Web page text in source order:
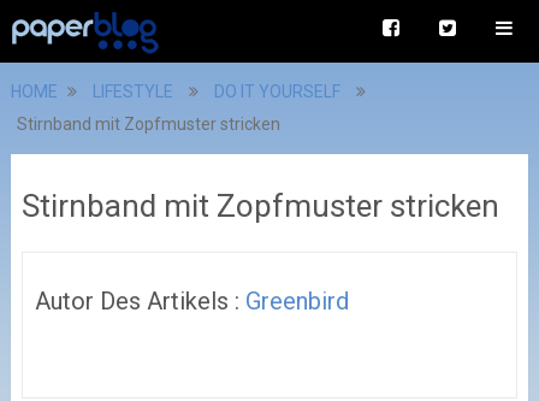
HOME LIFESTYLE
DO IT YOURSELF
Stirnband mit Zopfmuster stricken
Stirnband mit Zopfmuster stricken
Autor Des Artikels : Greenbird